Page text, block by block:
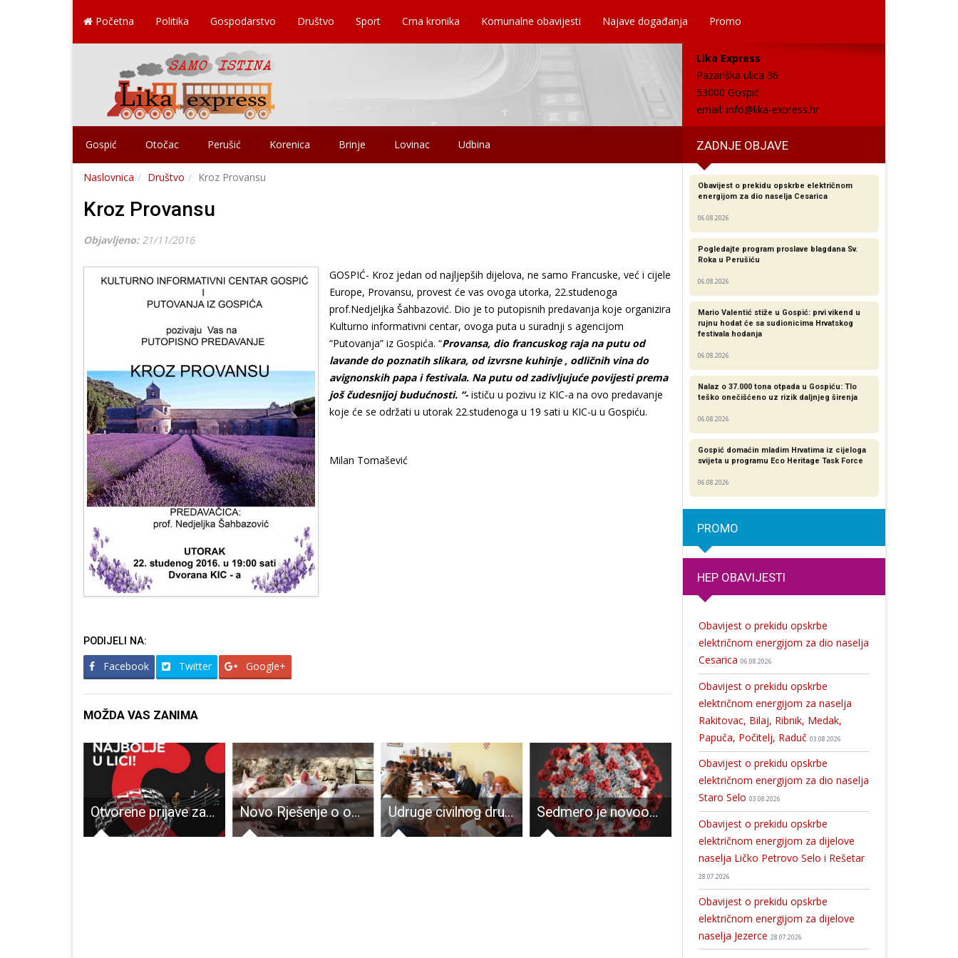
Početna Politika Gospodarstvo Društvo Sport Crna kronika Komunalne obavijesti Najave događanja Promo
Lika Express
Pazariška ulica 36
53000 Gospić
email: info@lika-express.hr
Gospić Otočac Perušić Korenica Brinje Lovinac Udbina ZADNJE OBJAVE
Naslovnica Društvo Kroz Provansu
Kroz Provansu
Objavljeno: 21/11/2016
GOSPIĆ- Kroz jedan od najljepših dijelova, ne samo Francuske, već i cijele
Europe, Provansu, provest će vas ovoga utorka, 22.studenoga
prof.Nedjeljka Šahbazović. Dio je to putopisnih predavanja koje organizira
Kulturno informativni centar, ovoga puta u suradnji s agencijom
“Putovanja” iz Gospića. “Provansa, dio francuskog raja na putu od
lavande do poznatih slikara, od izvrsne kuhinje , odličnih vina do
avignonskih papa i festivala. Na putu od zadivljujuće povijesti prema
još čudesnijoj budućnosti. “-ističu u pozivu iz KIC-a na ovo predavanje
koje će se održati u utorak 22.studenoga u 19 sati u KIC-u u Gospiću.
Milan Tomašević
PODIJELI NA:
Facebook Twitter Google+
MOŽDA VAS ZANIMA
Otvorene prijave za „LIKA FEST 2024.“ Novo Rješenje o određivanju zone zaštite, zone nadziranja i zaražene zone zbog izbijanja afričke svinjske kuge Udruge civilnog društva od grada Gospića dobile 111.369 eura Sedmero je novooboljelih od COVID-19 Ministarstvo pravosuđa i uprave planira velika ulaganja u Ličko-senjsku županiju i grad Gospić
Obavijest o prekidu opskrbe električnom
energijom za dio naselja Cesarica
06.08.2026
Pogledajte program proslave blagdana Sv.
Roka u Perušiću
06.08.2026
Mario Valentić stiže u Gospić: prvi vikend u
rujnu hodat će sa sudionicima Hrvatskog
festivala hodanja
06.08.2026
Nalaz o 37.000 tona otpada u Gospiću: Tlo
teško onečišćeno uz rizik daljnjeg širenja
06.08.2026
Gospić domaćin mladim Hrvatima iz cijeloga
svijeta u programu Eco Heritage Task Force
06.08.2026
PROMO
HEP OBAVIJESTI
Obavijest o prekidu opskrbe
električnom energijom za dio naselja
Cesarica 06.08.2026
Obavijest o prekidu opskrbe
električnom energijom za naselja
Rakitovac, Bilaj, Ribnik, Medak,
Papuča, Počitelj, Raduč 03.08.2026
Obavijest o prekidu opskrbe
električnom energijom za dio naselja
Staro Selo 03.08.2026
Obavijest o prekidu opskrbe
električnom energijom za dijelove
naselja Ličko Petrovo Selo i Rešetar
28.07.2026
Obavijest o prekidu opskrbe
električnom energijom za dijelove
naselja Jezerce 28.07.2026